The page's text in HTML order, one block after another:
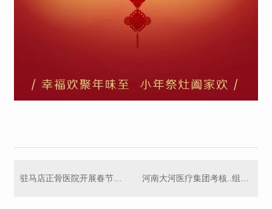
驻马店正骨医院开展春节节前行政大查房并为全院职工送去春节福利 河南大河医疗集团考核..组莅临我院就2021年目标任务完成情况进行考核